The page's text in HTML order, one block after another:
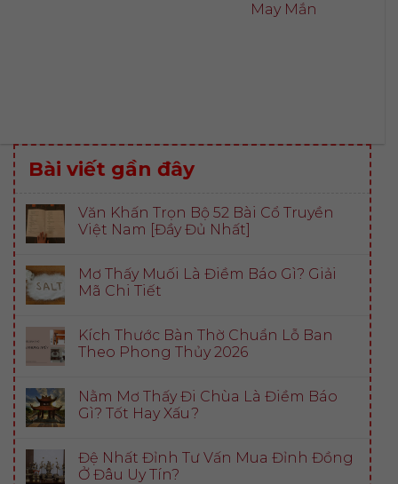
May Mắn
Bài viết gần đây
Văn Khấn Trọn Bộ 52 Bài Cổ Truyền
Việt Nam [Đầy Đủ Nhất]
Mơ Thấy Muối Là Điềm Báo Gì? Giải
Mã Chi Tiết
Kích Thước Bàn Thờ Chuẩn Lỗ Ban
Theo Phong Thủy 2026
Nằm Mơ Thấy Đi Chùa Là Điềm Báo
Gì? Tốt Hay Xấu?
Đệ Nhất Đỉnh Tư Vấn Mua Đỉnh Đồng
Ở Đâu Uy Tín?